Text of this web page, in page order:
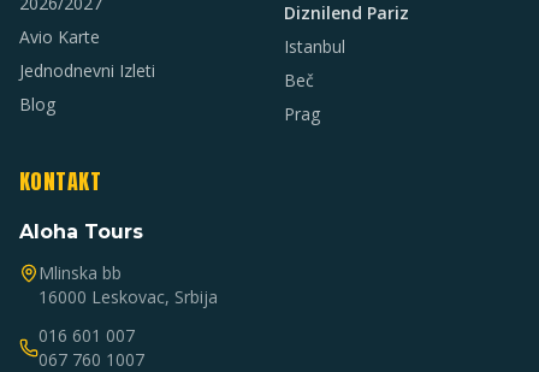
Avio Karte
Jednodnevni Izleti
Blog
Diznilend Pariz
Istanbul
Beč
Prag
KONTAKT
Aloha Tours
Mlinska bb
16000 Leskovac, Srbija
016 601 007
067 760 1007